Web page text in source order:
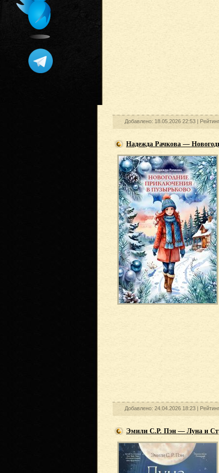
Добавлено: 18.05.2026 22:53 |
Надежда Рачкова —
Добавлено: 24.04.2026 18:23 |
Эмили С.Р. Пэн — Луна и